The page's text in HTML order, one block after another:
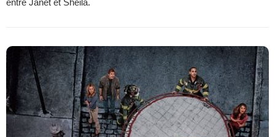
entre Janet et Sheila.